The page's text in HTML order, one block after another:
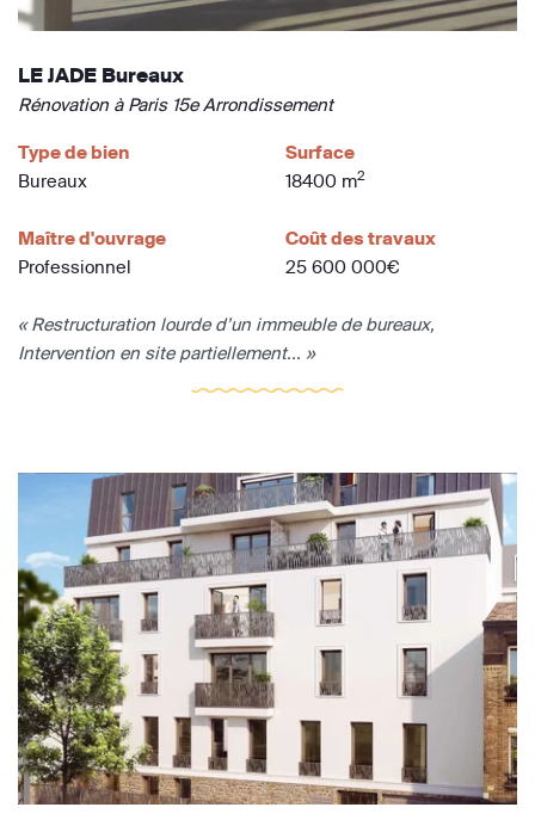
LE JADE Bureaux
Rénovation à Paris 15e Arrondissement
Type de bien
Bureaux
Surface
18400 m2
Maître d'ouvrage
Professionnel
Coût des travaux
25 600 000€
« Restructuration lourde d’un immeuble de bureaux,
Intervention en site partiellement... »